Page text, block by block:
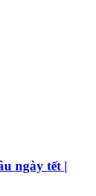
ngày tết |